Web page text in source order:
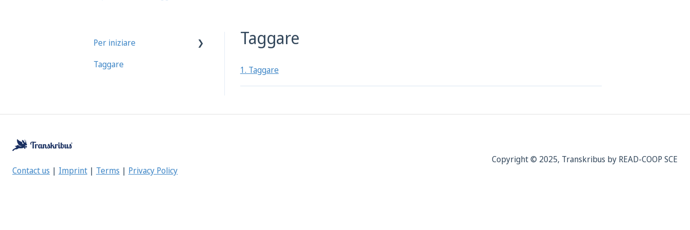
Taggare
1. Taggare
Per iniziare
Primi passi in Transkribus
Taggare
Contact us | Imprint | Terms | Privacy Policy
Copyright © 2025, Transkribus by READ-COOP SCE